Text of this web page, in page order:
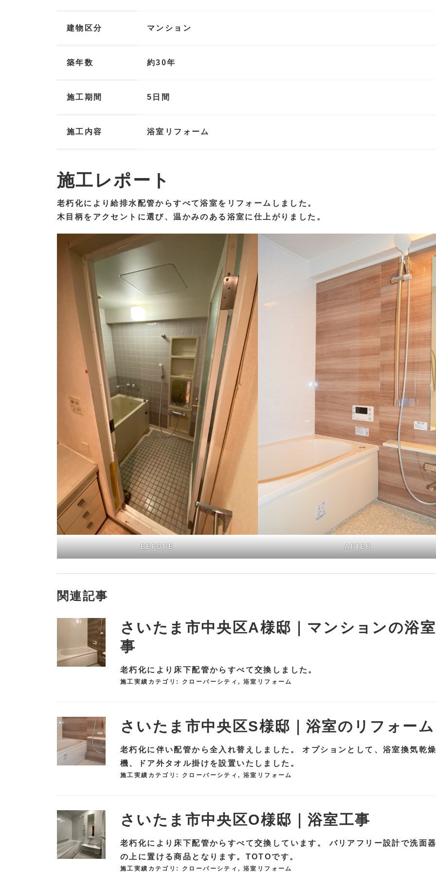
建物区分 マンション
築年数 約30年
施工期間 5日間
施工内容 浴室リフォーム
施工レポート
老朽化により給排水配管からすべて浴室をリフォームしました。
木目柄をアクセントに選び、温かみのある浴室に仕上がりました。
BEFORE AFTER
関連記事
さいたま市中央区A様邸｜マンションの浴
事
老朽化により床下配管からすべて交換しました。
施工実績カテゴリ: クローバーシティ,浴室リフォーム
さいたま市中央区S様邸｜浴室のリフォーム
老朽化に伴い配管から全入れ替えしました。 オプションとして、浴室換気乾
機、ドア外タオル掛けを設置いたしました。
施工実績カテゴリ: クローバーシティ,浴室リフォーム
さいたま市中央区O様邸｜浴室工事
老朽化により床下配管からすべて交換しています。 バリアフリー設計で洗面
の上に置ける商品となります。TOTOです。
施工実績カテゴリ: クローバーシティ,浴室リフォーム